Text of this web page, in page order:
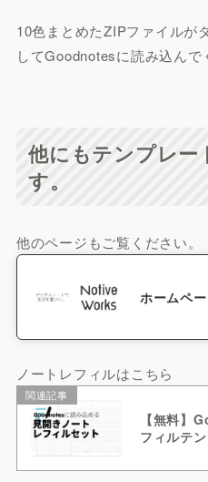
10色まとめたZIPファイルが
してGoodnotesに読み込んで
他にもテンプレー
す。
他のページもご覧ください。
ホームペ
ノートレフィルはこちら
関連記事
【無料】
フィルテ